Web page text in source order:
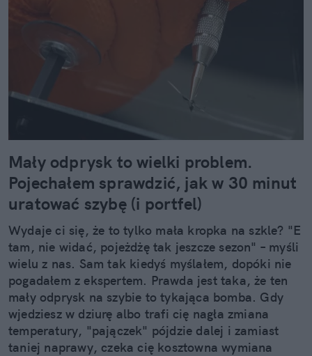
Mały odprysk to wielki problem.
Pojechałem sprawdzić, jak w 30 minut
uratować szybę (i portfel)
Wydaje ci się, że to tylko mała kropka na szkle? "E
tam, nie widać, pojeżdżę tak jeszcze sezon" – myśli
wielu z nas. Sam tak kiedyś myślałem, dopóki nie
pogadałem z ekspertem. Prawda jest taka, że ten
mały odprysk na szybie to tykająca bomba. Gdy
wjedziesz w dziurę albo trafi cię nagła zmiana
temperatury, "pajączek" pójdzie dalej i zamiast
taniej naprawy, czeka cię kosztowna wymiana